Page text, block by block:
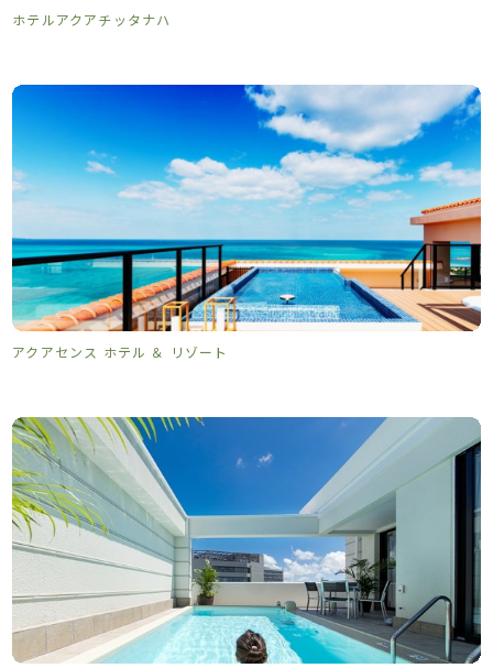
ホテルアクアチッタナハ
アクアセンス ホテル ＆ リゾート